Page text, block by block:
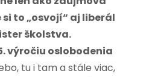
si to „osvojí“ aj liberál
školstva.
výročiu oslobodenia
tu i tam a stále viac,